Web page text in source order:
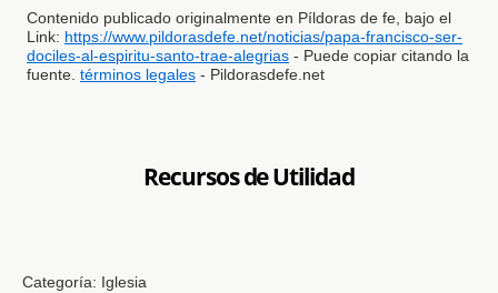
Contenido publicado originalmente en Píldoras de fe, bajo el
Link: https://www.pildorasdefe.net/noticias/papa-francisco-ser-
dociles-al-espiritu-santo-trae-alegrias - Puede copiar citando la
fuente. términos legales - Pildorasdefe.net
Recursos de Utilidad
Categoría: Iglesia